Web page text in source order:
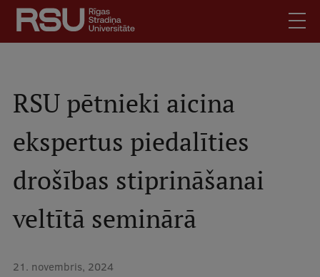
Pārlekt
galveno
saturu
Mobile
augšējā
izvēlne
Studentiem
Absolventiem
Darba devējiem
Kontakti
RSU pētnieki aicina
ekspertus piedalīties
drošības stiprināšanai
veltītā seminārā
21. novembris, 2024